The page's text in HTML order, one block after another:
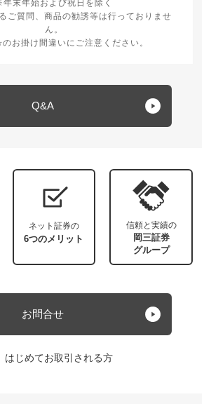
末年始および祝日を除く
ご質問、商品の勧誘等は行っておりませ
ん。
お掛け間違いにご注意ください。
Q&A
ネット証券の
6つのメリット
信頼と実績の
岡三証券
グループ
お問合せ
はじめてお取引される方